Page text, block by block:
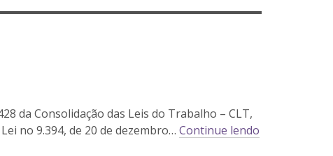
da Consolidação das Leis do Trabalho – CLT,
no 9.394, de 20 de dezembro… Continue lendo